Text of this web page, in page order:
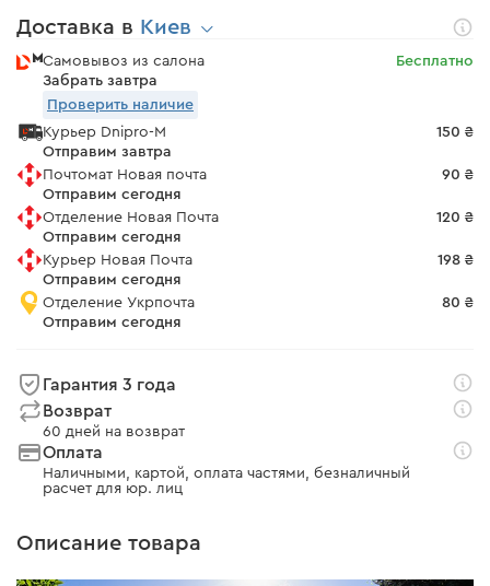
Доставка в Киев
Самовывоз из салона
Забрать завтра
Бесплатно
Проверить наличие
Курьер Dnipro-M
Отправим завтра
150 ₴
Почтомат Новая почта
Отправим сегодня
90 ₴
Отделение Новая Почта
Отправим сегодня
120 ₴
Курьер Новая Почта
Отправим сегодня
198 ₴
Отделение Укрпочта
Отправим сегодня
80 ₴
Гарантия 3 года
Возврат
60 дней на возврат
Оплата
Наличными, картой, оплата частями, безналичный
расчет для юр. лиц
Описание товара